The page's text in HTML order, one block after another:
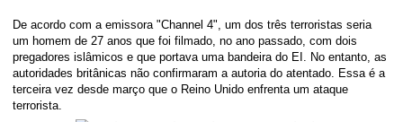
De acordo com a emissora "Channel 4", um dos três terroristas seria
um homem de 27 anos que foi filmado, no ano passado, com dois
pregadores islâmicos e que portava uma bandeira do EI. No entanto, as
autoridades britânicas não confirmaram a autoria do atentado. Essa é a
terceira vez desde março que o Reino Unido enfrenta um ataque
terrorista.